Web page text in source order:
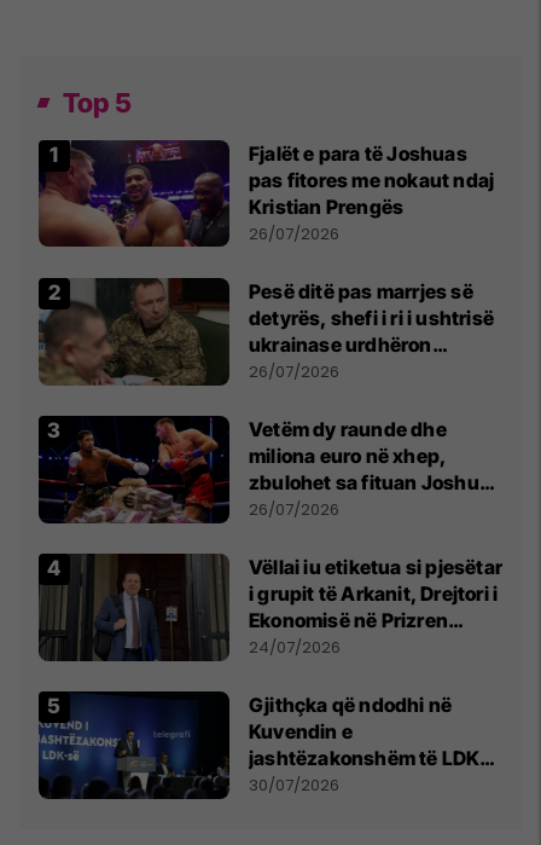
Top 5
Fjalët e para të Joshuas
pas fitores me nokaut ndaj
Kristian Prengës
26/07/2026
Pesë ditë pas marrjes së
detyrës, shefi i ri i ushtrisë
ukrainase urdhëron
kontroll të madh
26/07/2026
Vetëm dy raunde dhe
miliona euro në xhep,
zbulohet sa fituan Joshua
e Prenga
26/07/2026
Vëllai iu etiketua si pjesëtar
i grupit të Arkanit, Drejtori i
Ekonomisë në Prizren
mohon pretendimet
24/07/2026
Gjithçka që ndodhi në
Kuvendin e
jashtëzakonshëm të LDK-
së
30/07/2026